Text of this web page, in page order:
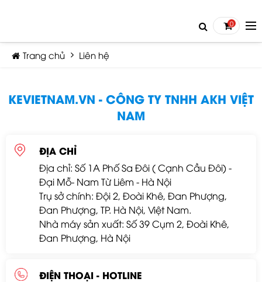
0
Trang chủ Liên hệ
KEVIETNAM.VN - CÔNG TY TNHH AKH VIỆT
NAM
ĐỊA CHỈ
Địa chỉ: Số 1A Phố Sa Đôi ( Cạnh Cầu Đôi) -
Đại Mỗ- Nam Từ Liêm - Hà Nội
Trụ sở chính: Đội 2, Đoài Khê, Đan Phượng,
Đan Phượng, TP. Hà Nội, Việt Nam.
Nhà máy sản xuất: Số 39 Cụm 2, Đoài Khê,
Đan Phượng, Hà Nội
ĐIỆN THOẠI - HOTLINE